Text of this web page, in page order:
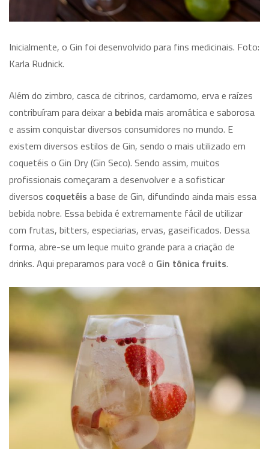
Inicialmente, o Gin foi desenvolvido para fins medicinais. Foto:
Karla Rudnick.
Além do zimbro, casca de citrinos, cardamomo, erva e raízes
contribuíram para deixar a bebidamais aromática e saborosa
e assim conquistar diversos consumidores no mundo. E
existem diversos estilos de Gin, sendo o mais utilizado em
coquetéis o Gin Dry (Gin Seco). Sendo assim, muitos
profissionais começaram a desenvolver e a sofisticar
diversos coquetéis a base de Gin, difundindo ainda mais essa
bebida nobre. Essa bebida é extremamente fácil de utilizar
com frutas, bitters, especiarias, ervas, gaseificados. Dessa
forma, abre-se um leque muito grande para a criação de
drinks. Aqui preparamos para você o Gin tônica fruits.